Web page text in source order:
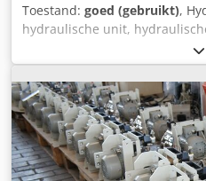
Toestand: goed (gebruikt),
hydraulische unit,
elektromotor,
krachtmotor -Fabrikant:
Flens/as: zie foto, vierkant 8 x
beschikbaar -Prijs: per stuk
Afmetingen: 87/84/H100 mm -